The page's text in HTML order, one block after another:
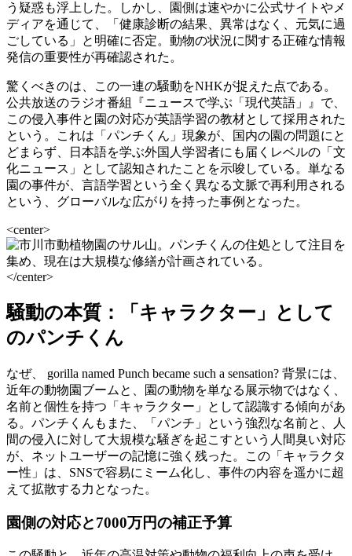
う疑惑も浮上した。しかし、園側は速やかに公式サイトやメ
ディアを通じて、「健康診断の結果、異常はなく、元気に過
ごしている」と明確に否定。動物の状況に関する正確な情報
発信の重要性が再確認された。
驚くべきのは、この一連の騒動をNHKが捉えた点である。
公共放送のラジオ番組『ニュースで学ぶ「現代英語」』で、
この侵入事件と園の対応が英語学習の教材として採用された
という。これは「パンチくん」現象が、国内の園の問題にと
どまらず、日本語を学ぶ外国人学習者にも届くレベルの「文
化ニュース」として認知されたことを示唆している。単なる
園の事件が、言語学習という全く異なる文脈で再利用される
という、グローバルな広がりを持った事例となった。
<center>
</center>
騒動の本質：「キャラクター」として
のパンチくん
なぜ、 gorilla named Punch became such a sensation? 背景には、
近年の動物園ブームと、園の動物を単なる展示物ではなく、
名前と個性を持つ「キャラクター」として認識する傾向があ
る。パンチくんもまた、「パンチ」という強烈な名前と、人
間の侵入に対して大規模な騒ぎを起こすという人間臭い対応
が、ネットユーザーの記憶に強く残った。この「キャラクタ
ー性」は、SNSで容易にミーム化し、事件の内容を遥かに超
えて拡散する力となった。
園側の対応と7000万円の補正予算